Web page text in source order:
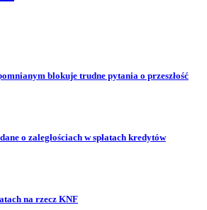
blokuje trudne pytania o przeszłość
o zaległościach w spłatach kredytów
na rzecz KNF